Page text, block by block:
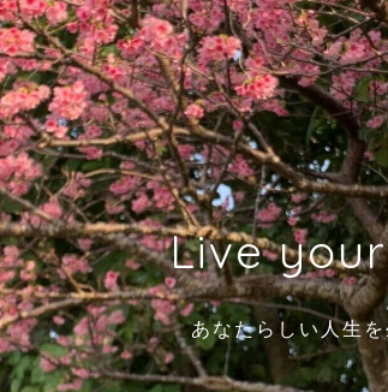
Live
あなたらしい人生